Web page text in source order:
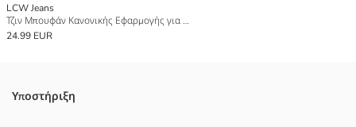
LCW Jeans
Τζιν Μπουφάν Κανονικής Εφαρμογής για άνδρες
24.99 EUR
Υποστήριξη